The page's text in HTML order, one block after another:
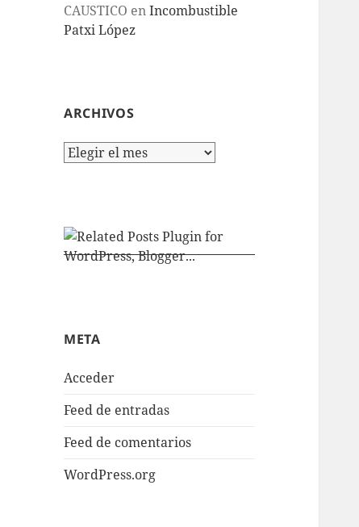
CAUSTICO enIncombustible
Patxi López
ARCHIVOS
Archivos
META
Acceder
Feed de entradas
Feed de comentarios
WordPress.org